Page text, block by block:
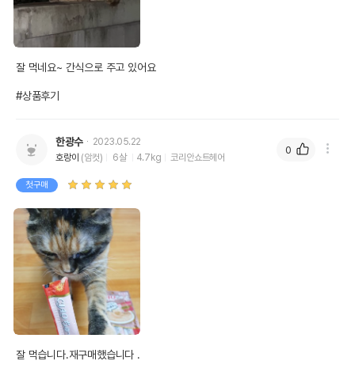
잘 먹네요~ 간식으로 주고 있어요
#상품후기
한광수
2023.05.22
호랑이 (암컷) 6살 4.7kg 코리안쇼트헤어
첫구매
잘 먹습니다.재구매했습니다 .
0